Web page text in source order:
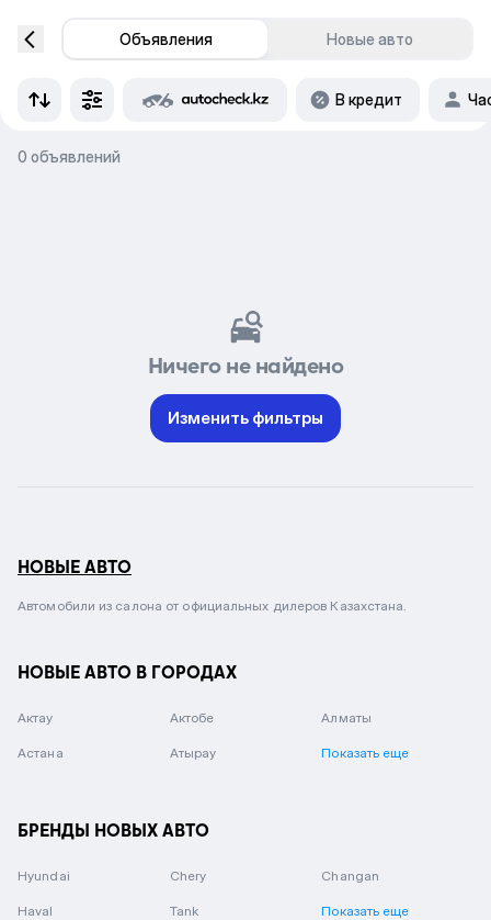
Объявления Новые авто
В кредит
0 объявлений
Ничего не найдено
Изменить фильтры
НОВЫЕ АВТО
Автомобили из салона от официальных дилеров Казахстана.
НОВЫЕ АВТО В ГОРОДАХ
Актау Актобе Алматы
Астана Атырау Показать еще
БРЕНДЫ НОВЫХ АВТО
Hyundai Chery Changan
Haval Tank Показать еще